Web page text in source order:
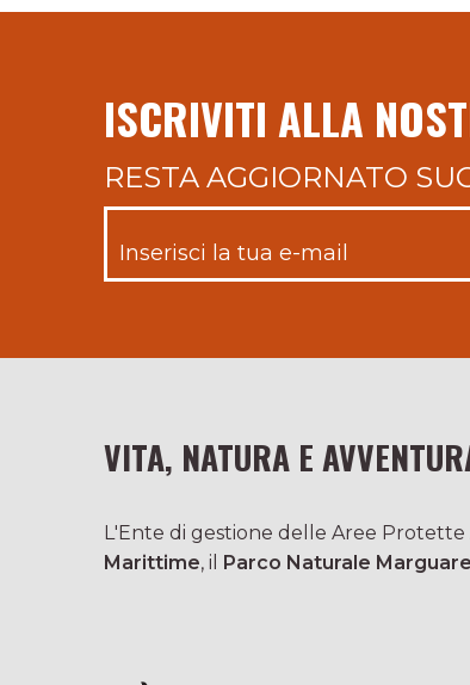
ISCRIVITI ALLA
RESTA AGGIORNATO
VITA, NATURA E
L'Ente di gestione delle Aree Protette
Marittime, il Parco Naturale